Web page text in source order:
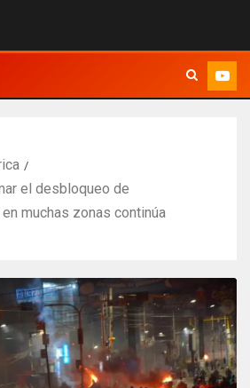
el desbloqueo de
muchas zonas continúa